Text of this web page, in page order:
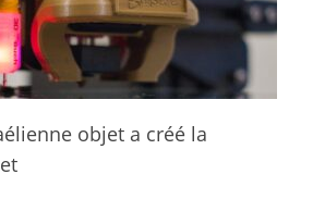
objet a créé la